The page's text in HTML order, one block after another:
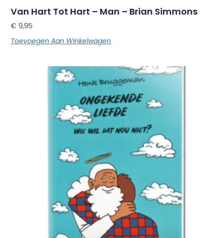
Van Hart Tot Hart – Man – Brian Simmons
€ 9,95
Toevoegen Aan Winkelwagen